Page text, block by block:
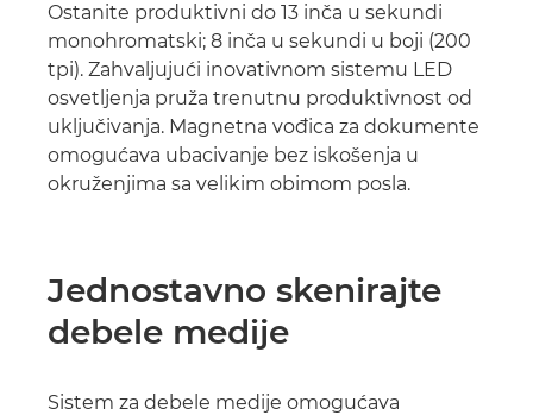
Ostanite produktivni do 13 inča u sekundi
monohromatski; 8 inča u sekundi u boji (200
tpi). Zahvaljujući inovativnom sistemu LED
osvetljenja pruža trenutnu produktivnost od
uključivanja. Magnetna vođica za dokumente
omogućava ubacivanje bez iskošenja u
okruženjima sa velikim obimom posla.
Jednostavno skenirajte
debele medije
Sistem za debele medije omogućava